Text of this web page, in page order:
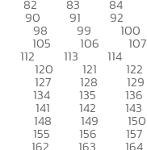
82 83 84
90 91 92
98 99 100
105 106 107
112 113 114
120 121 122
127 128 129
134 135 136
141 142 143
148 149 150
155 156 157
162 163 164